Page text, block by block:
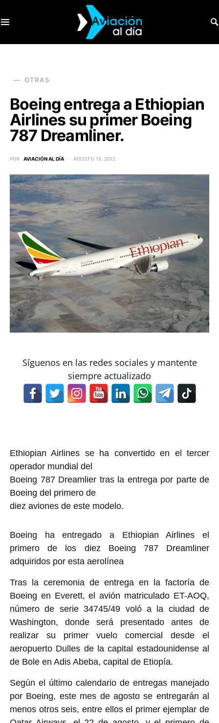
OTRAS
Boeing entrega a Ethiopian
Airlines su primer Boeing
787 Dreamliner.
POR AVIACIÓN AL DÍA AGOSTO 15, 2012
Síguenos en las redes sociales y mantente
siempre actualizado
Ethiopian Airlines se ha convertido en el tercer
operador mundial del
Boeing 787 Dreamlier tras la entrega por parte de
Boeing del primero de
diez aviones de este modelo.
Boeing ha entregado a Ethiopian Airlines el
primero de los diez Boeing 787 Dreamliner
adquiridos por esta aerolínea
Tras la ceremonia de entrega en la factoría de
Boeing en Everett, el avión matriculado ET-AOQ,
número de serie 34745/49 voló a la ciudad de
Washington, donde será presentado antes de
realizar su primer vuelo comercial desde el
aeropuerto Dulles de la capital estadounidense al
de Bole en Adis Abeba, capital de Etiopía.
Según el último calendario de entregas manejado
por Boeing, este mes de agosto se entregarán al
menos otros seis, entre ellos el primer ejemplar de